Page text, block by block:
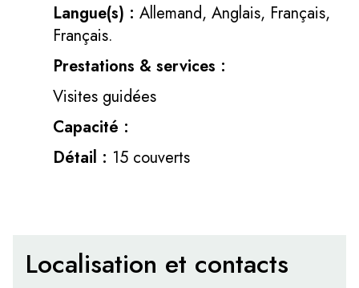
Langue(s) : Allemand, Anglais, Français,
Français.
Prestations & services :
Visites guidées
Capacité :
Détail : 15 couverts
Localisation et contacts